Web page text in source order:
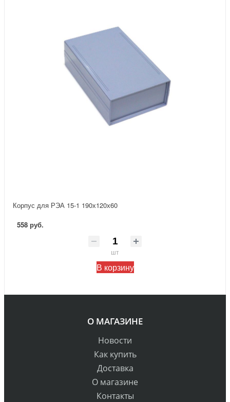
Корпус для РЭА 15-1 190х120х60
558 руб.
шт
В корзину
О МАГАЗИНЕ
Новости
Как купить
Доставка
О магазине
Контакты